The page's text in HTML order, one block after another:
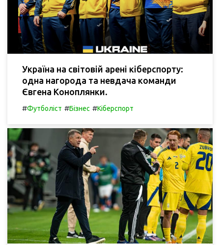
Україна на світовій арені кіберспорту:
одна нагорода та невдача команди
Євгена Коноплянки.
#Футболіст #Бізнес #Кіберспорт